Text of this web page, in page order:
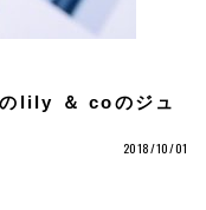
のlily ＆ coのジュ
2018/10/01